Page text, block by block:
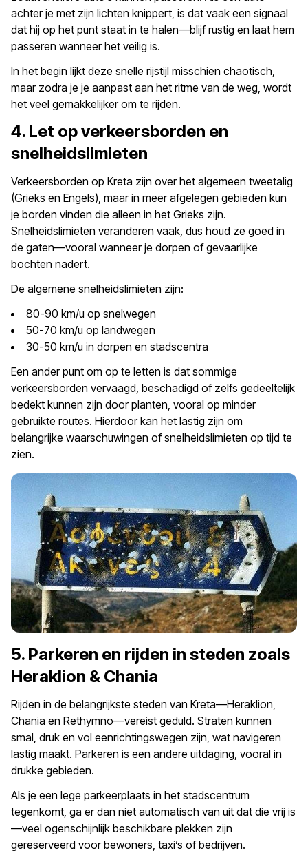
achter je met zijn lichten knippert, is dat vaak een signaal
dat hij op het punt staat in te halen—blijf rustig en laat hem
passeren wanneer het veilig is.
In het begin lijkt deze snelle rijstijl misschien chaotisch,
maar zodra je je aanpast aan het ritme van de weg, wordt
het veel gemakkelijker om te rijden.
4. Let op verkeersborden en
snelheidslimieten
Verkeersborden op Kreta zijn over het algemeen tweetalig
(Grieks en Engels), maar in meer afgelegen gebieden kun
je borden vinden die alleen in het Grieks zijn.
Snelheidslimieten veranderen vaak, dus houd ze goed in
de gaten—vooral wanneer je dorpen of gevaarlijke
bochten nadert.
De algemene snelheidslimieten zijn:
80-90 km/u op snelwegen
50-70 km/u op landwegen
30-50 km/u in dorpen en stadscentra
Een ander punt om op te letten is dat sommige
verkeersborden vervaagd, beschadigd of zelfs gedeeltelijk
bedekt kunnen zijn door planten, vooral op minder
gebruikte routes. Hierdoor kan het lastig zijn om
belangrijke waarschuwingen of snelheidslimieten op tijd te
zien.
5. Parkeren en rijden in steden zoals
Heraklion & Chania
Rijden in de belangrijkste steden van Kreta—Heraklion,
Chania en Rethymno—vereist geduld. Straten kunnen
smal, druk en vol eenrichtingswegen zijn, wat navigeren
lastig maakt. Parkeren is een andere uitdaging, vooral in
drukke gebieden.
Als je een lege parkeerplaats in het stadscentrum
tegenkomt, ga er dan niet automatisch van uit dat die vrij is
—veel ogenschijnlijk beschikbare plekken zijn
gereserveerd voor bewoners, taxi’s of bedrijven.